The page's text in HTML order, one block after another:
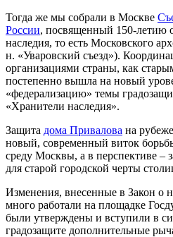
Тогда же мы собрали в Москве
России, посвященный 150‑летию
наследия, то есть Московского
н. «Уваровский съезд»).
организациями страны, как
постепенно вышла на новый
«федерализацию» темы
«Хранители наследия».
Защита дома Привалова на
новый, современный виток
среду Москвы, а в перспективе –
для старой городской черты
Изменения, внесенные в Закон о
много работали на площадке
были утверждены и вступили в
градозащите дополнительные